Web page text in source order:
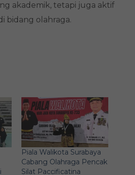
akademik, tetapi juga aktif
bidang olahraga.
Piala Walikota Surabaya
Cabang Olahraga Pencak
Silat Paccificatina